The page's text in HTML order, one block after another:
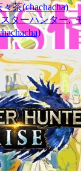
茶(chachacha)
ターハンター,